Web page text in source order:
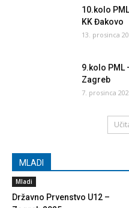
10.kolo
KK Đakovo
13. prosinca
9.kolo PML
Zagreb
7. prosinca
MLADI
Mladi
Državno Prvenstvo U12 –